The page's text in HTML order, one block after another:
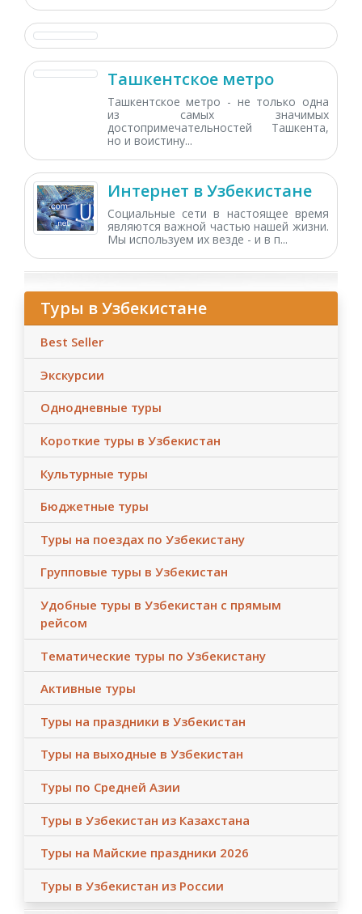
Ташкентское метро
Ташкентское метро - не только одна
из самых значимых
достопримечательностей Ташкента,
но и воистину...
Интернет в Узбекистане
Социальные сети в настоящее время
являются важной частью нашей жизни.
Мы используем их везде - и в п...
Туры в Узбекистане
Best Seller
Экскурсии
Однодневные туры
Короткие туры в Узбекистан
Культурные туры
Бюджетные туры
Туры на поездах по Узбекистану
Групповые туры в Узбекистан
Удобные туры в Узбекистан с прямым
рейсом
Тематические туры по Узбекистану
Активные туры
Туры на праздники в Узбекистан
Туры на выходные в Узбекистан
Туры по Средней Азии
Туры в Узбекистан из Казахстана
Туры на Майские праздники 2026
Туры в Узбекистан из России